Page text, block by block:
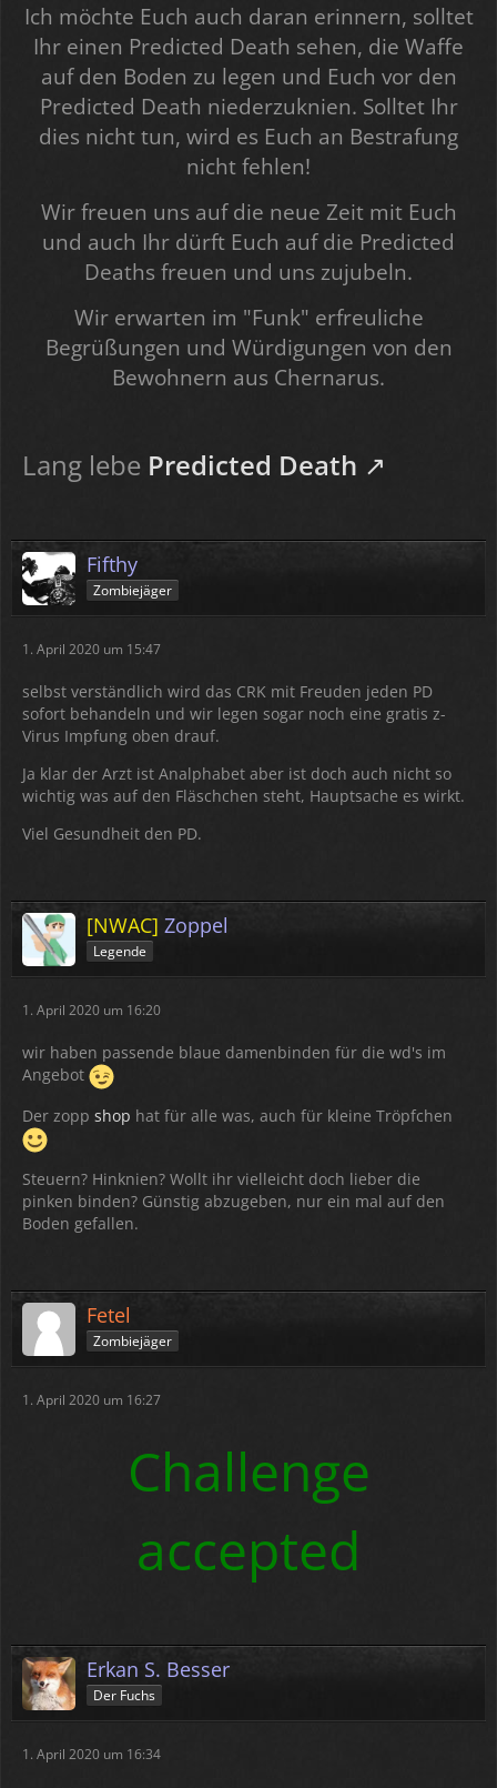
Ich möchte Euch auch daran erinnern, solltet
Ihr einen Predicted Death sehen, die Waffe
auf den Boden zu legen und Euch vor den
Predicted Death niederzuknien. Solltet Ihr
dies nicht tun, wird es Euch an Bestrafung
nicht fehlen!
Wir freuen uns auf die neue Zeit mit Euch
und auch Ihr dürft Euch auf die Predicted
Deaths freuen und uns zujubeln.
Wir erwarten im "Funk" erfreuliche
Begrüßungen und Würdigungen von den
Bewohnern aus Chernarus.
Lang lebe Predicted Death
Fifthy
Zombiejäger
1. April 2020 um 15:47
selbst verständlich wird das CRK mit Freuden jeden PD
sofort behandeln und wir legen sogar noch eine gratis z-
Virus Impfung oben drauf.
Ja klar der Arzt ist Analphabet aber ist doch auch nicht so
wichtig was auf den Fläschchen steht, Hauptsache es wirkt.
Viel Gesundheit den PD.
[NWAC] Zoppel
Legende
1. April 2020 um 16:20
wir haben passende blaue damenbinden für die wd's im
Angebot
Der zopp shop hat für alle was, auch für kleine Tröpfchen
Steuern? Hinknien? Wollt ihr vielleicht doch lieber die
pinken binden? Günstig abzugeben, nur ein mal auf den
Boden gefallen.
Fetel
Zombiejäger
1. April 2020 um 16:27
Challenge
accepted
Erkan S. Besser
Der Fuchs
1. April 2020 um 16:34